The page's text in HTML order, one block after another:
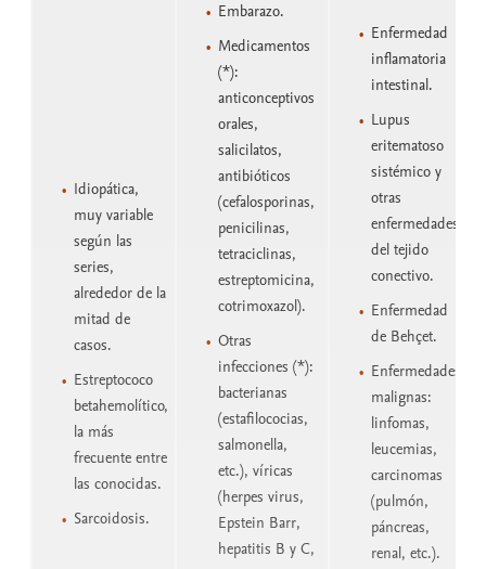
Idiopática,
muy variable
según las
series,
alrededor de la
mitad de
casos.
Estreptococo
betahemolítico,
la más
frecuente entre
las conocidas.
Sarcoidosis.
Embarazo.
Medicamentos
(*):
anticonceptivos
orales,
salicilatos,
antibióticos
(cefalosporinas,
penicilinas,
tetraciclinas,
estreptomicina,
cotrimoxazol).
Otras
infecciones (*):
bacterianas
(estafilococias,
salmonella,
etc.), víricas
(herpes virus,
Epstein Barr,
hepatitis B y C,
Enfermedad
inflamatoria
intestinal.
Lupus
eritematoso
sistémico y
otras
enfermedades
del tejido
conectivo.
Enfermedad
de Behçet.
Enfermedades
malignas:
linfomas,
leucemias,
carcinomas
(pulmón,
páncreas,
renal, etc.).